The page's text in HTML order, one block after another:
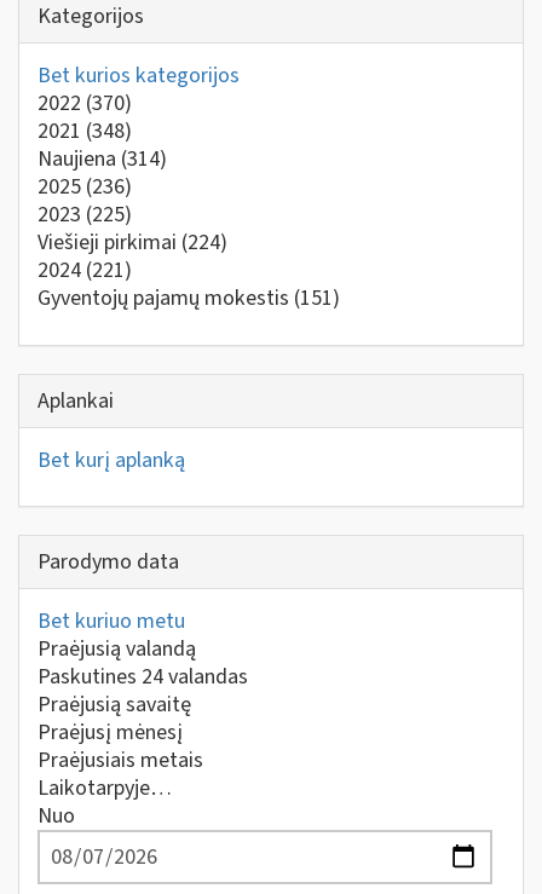
Kategorijos
Bet kurios kategorijos
2022 (370)
2021 (348)
Naujiena (314)
2025 (236)
2023 (225)
Viešieji pirkimai (224)
2024 (221)
Gyventojų pajamų mokestis (151)
Aplankai
Bet kurį aplanką
Parodymo data
Bet kuriuo metu
Praėjusią valandą
Paskutines 24 valandas
Praėjusią savaitę
Praėjusį mėnesį
Praėjusiais metais
Laikotarpyje…
Nuo